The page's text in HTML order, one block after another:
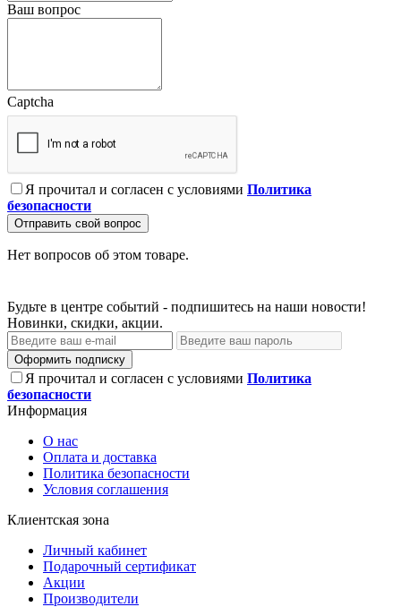
Ваш вопрос
Captcha
Я прочитал и согласен с условиями Политика
безопасности
Отправить свой вопрос
Нет вопросов об этом товаре.
Будьте в центре событий - подпишитесь на наши новости!
Новинки, скидки, акции.
Оформить подписку
Я прочитал и согласен с условиями Политика
безопасности
Информация
О нас
Оплата и доставка
Политика безопасности
Условия соглашения
Клиентская зона
Личный кабинет
Подарочный сертификат
Акции
Производители